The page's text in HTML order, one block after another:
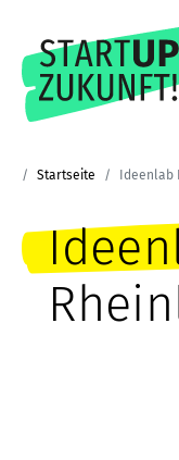
Startseite Ideenlab